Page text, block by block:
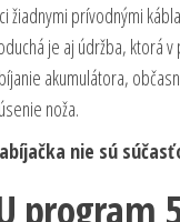
žiadnymi prívodnými
je aj údržba, ktorá
akumulátora,
noža.
nie sú
program